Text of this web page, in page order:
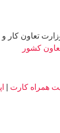
تعاون کار و
کشور
همراه کارت